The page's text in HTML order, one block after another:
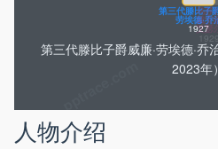
第三代滕比子
劳埃德·乔
1927劳
克
劳
蒂
劳
第三代滕比子爵威廉·劳埃德·
2023年）
人物介绍